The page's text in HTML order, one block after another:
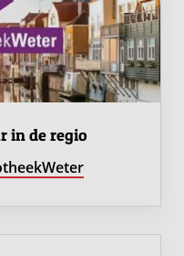
Papendrecht, een
ooit bekend om zijn
wat je nodig hebt.
kun je terecht bij het
te vinden
shoppen? Het
in de regio